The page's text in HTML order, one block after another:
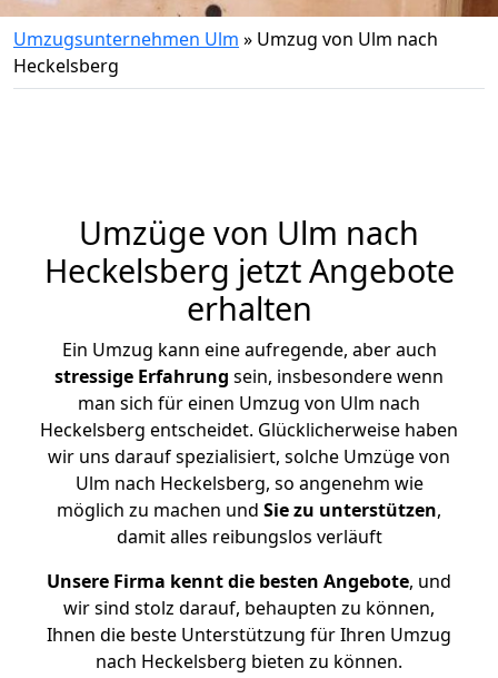
Umzugsunternehmen Ulm » Umzug von Ulm nach
Heckelsberg
Umzüge von Ulm nach
Heckelsberg jetzt Angebote
erhalten
Ein Umzug kann eine aufregende, aber auch
stressige Erfahrung sein, insbesondere wenn
man sich für einen Umzug von Ulm nach
Heckelsberg entscheidet. Glücklicherweise haben
wir uns darauf spezialisiert, solche Umzüge von
Ulm nach Heckelsberg, so angenehm wie
möglich zu machen und Sie zu unterstützen,
damit alles reibungslos verläuft
Unsere Firma kennt die besten Angebote, und
wir sind stolz darauf, behaupten zu können,
Ihnen die beste Unterstützung für Ihren Umzug
nach Heckelsberg bieten zu können.